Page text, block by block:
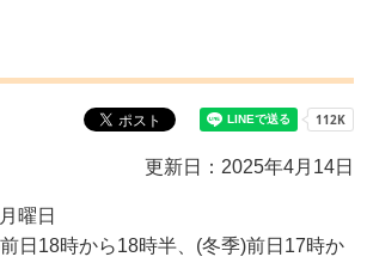
更新日：2025年4月14日
曜日
日18時から18時半、(冬季)前日17時か